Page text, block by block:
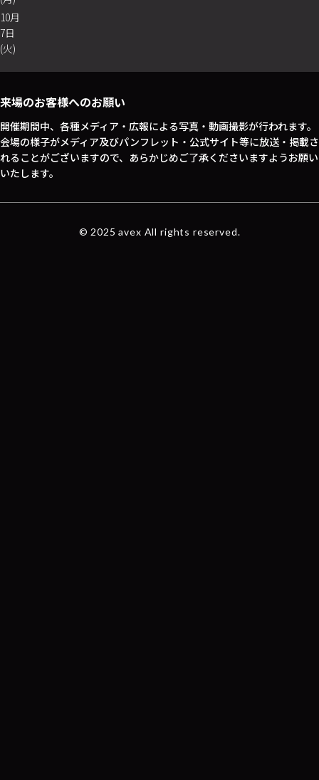
10月
7日
(火)
来場のお客様へのお願い
開催期間中、各種メディア・広報による写真・動画撮影が行われます。
会場の様子がメディア及びパンフレット・公式サイト等に放送・掲載さ
れることがございますので、あらかじめご了承くださいますようお願い
いたします。
© 2025 avex All rights reserved.